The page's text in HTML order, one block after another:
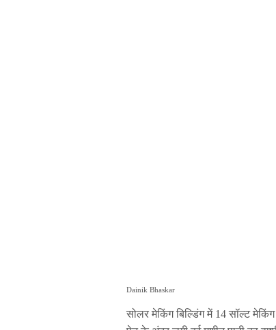
Dainik Bhaskar
सोलर मेकिंग बिल्डिंग में 14 सॉल्ट